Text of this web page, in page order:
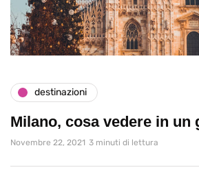
destinazioni
Milano, cosa vedere in un
Novembre 22, 2021 3 minuti di lettura